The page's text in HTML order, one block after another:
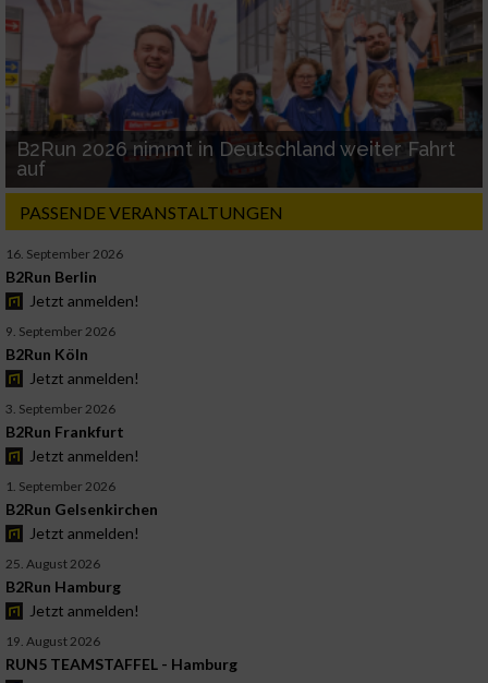
B2Run 2026 nimmt in Deutschland weiter Fahrt
auf
PASSENDE VERANSTALTUNGEN
16. September 2026
B2Run Berlin
Jetzt anmelden!
9. September 2026
B2Run Köln
Jetzt anmelden!
3. September 2026
B2Run Frankfurt
Jetzt anmelden!
1. September 2026
B2Run Gelsenkirchen
Jetzt anmelden!
25. August 2026
B2Run Hamburg
Jetzt anmelden!
19. August 2026
RUN5 TEAMSTAFFEL - Hamburg